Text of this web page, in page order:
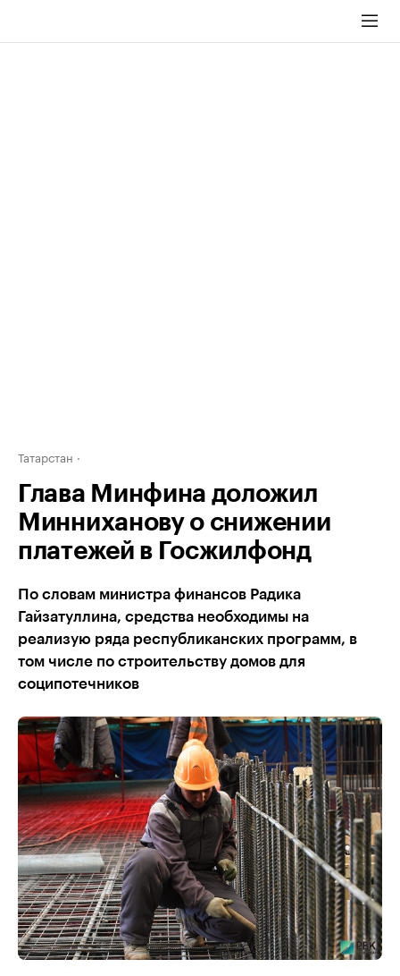
Татарстан
Глава Минфина доложил
Минниханову о снижении
платежей в Госжилфонд
По словам министра финансов Радика
Гайзатуллина, средства необходимы на
реализую ряда республиканских программ, в
том числе по строительству домов для
соципотечников